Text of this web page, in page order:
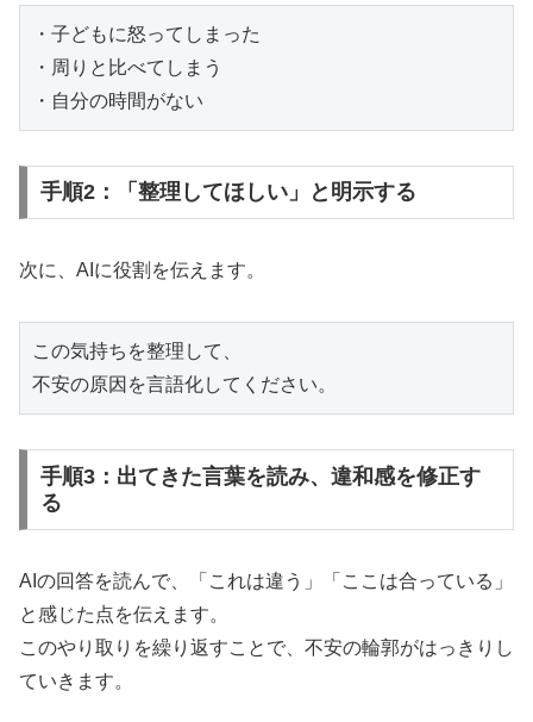
・子どもに怒ってしまった
・周りと比べてしまう
手順2：「整理してほしい」と明示する
次に、AIに役割を伝えます。
この気持ちを整理して、
手順3：出てきた言葉を読み、違和感を修正す
る
AIの回答を読んで、「これは違う」「ここは合っている」
と感じた点を伝えます。
このやり取りを繰り返すことで、不安の輪郭がはっきりし
ていきます。